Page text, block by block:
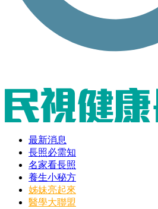
最新消息
長照必需知
名家看長照
養生小秘方
姊妹亮起來
醫學大聯盟